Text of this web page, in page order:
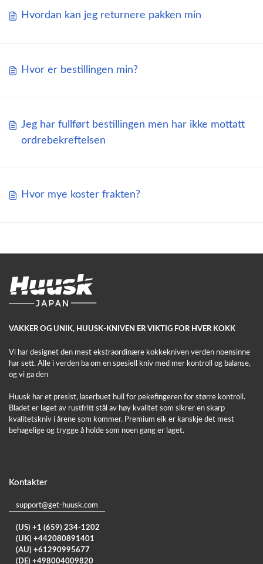
Hvordan kan jeg returnere pakken min
Hvor er bestillingen min?
Jeg har fullført bestillingen men har ikke mottatt
ordrebekreftelsen
Hvor mye koster frakten?
VAKKER OG UNIK, HUUSK-KNIVEN ER VIKTIG FOR HVER KOKK
Vi har designet den mest ekstraordinære kokkekniven verden noensinne
har sett. Alle i verden ba om en spesiell kniv med mer kontroll og balanse,
og vi ga den
Huusk har et presist, laserbuet hull for pekefingeren for større kontroll.
Bladet er laget av rustfritt stål av høy kvalitet som sikrer en skarp
kvalitetskniv i årene som kommer. Premium eik er kanskje det mest
behagelige og trygge å holde som noen gang er laget.
Kontakter
support@get-huusk.com
(US) +1 (659) 234-1202
(UK) +442080891401
(AU) +61290995677
(DE) +498004009820